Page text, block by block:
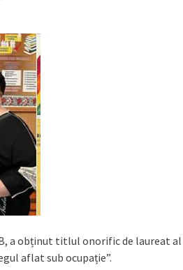
a obținut titlul onorific de laureat
aflat sub ocupație”.